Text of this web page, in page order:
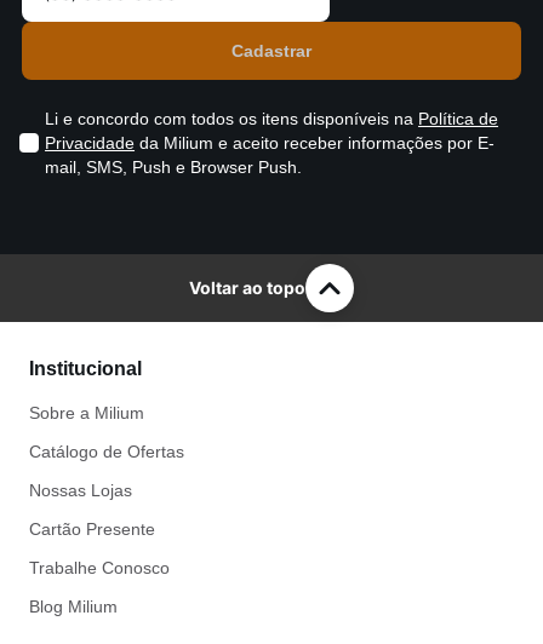
Li e concordo com todos os itens disponíveis na Política de
Privacidade da Milium e aceito receber informações por E-
mail, SMS, Push e Browser Push.
Voltar ao topo
Institucional
Sobre a Milium
Catálogo de Ofertas
Nossas Lojas
Cartão Presente
Trabalhe Conosco
Blog Milium